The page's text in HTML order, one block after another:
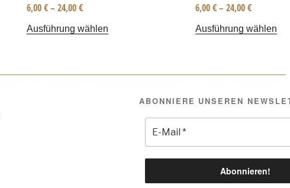
6,00€– 24,00€
Ausführung wählen
6,00€– 24,00€
Ausführung wählen
ABONNIERE UNSEREN